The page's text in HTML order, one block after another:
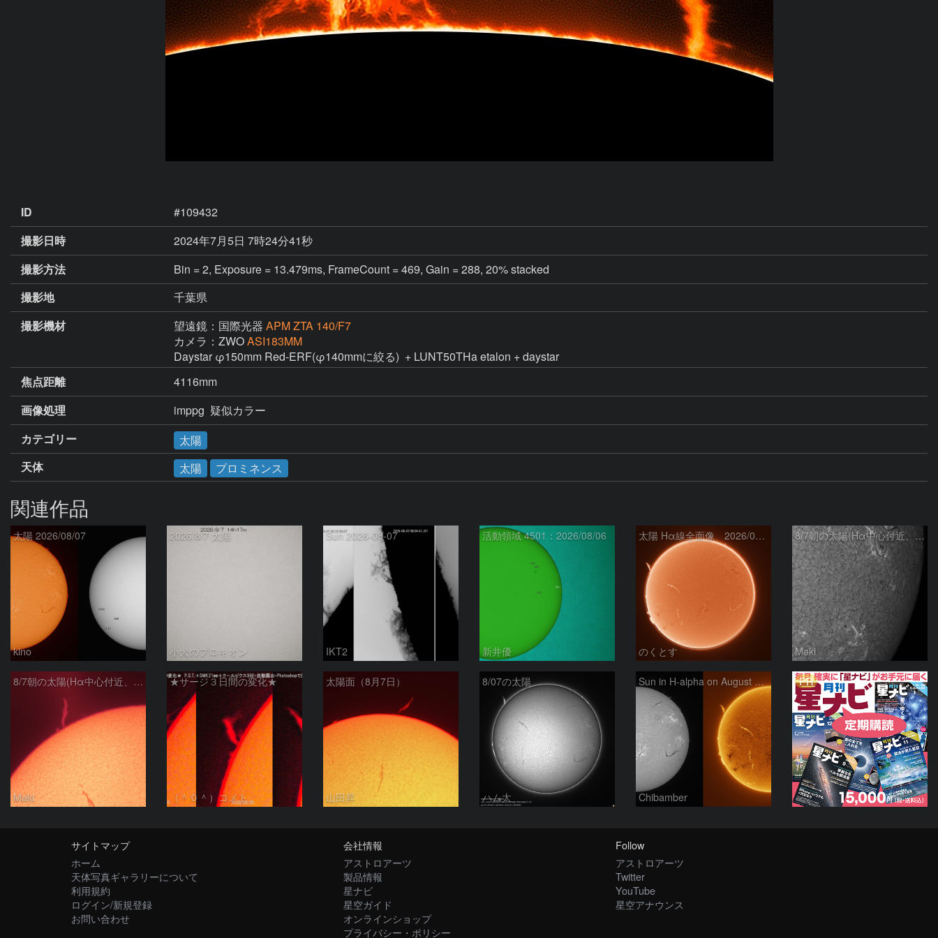
ID
#109432
撮影日時
2024年7月5日 7時24分41秒
撮影方法
Bin = 2, Exposure = 13.479ms, FrameCount = 469, Gain = 288, 20% stacked
撮影地
千葉県
撮影機材
望遠鏡：国際光器 APM ZTA 140/F7
カメラ：ZWOASI183MM
Daystar φ150mm Red-ERF(φ140mmに絞る)  + LUNT50THa etalon + daystar
焦点距離
4116mm
画像処理
imppg  疑似カラー
カテゴリー
太陽
天体
太陽 プロミネンス
関連作品
太陽 2026/08/07
kino
2026/8/7 太陽
小犬のプロキオン
Sun 2026-08-07
IKT2
活動領域 4501：2026/08/06
新井優
太陽 Hα線全面像 2026/08/07
のくとす
8/7朝の太陽(Hα中心付近、4498、4502付近)
Maki
8/7朝の太陽(Hα中心付近、プロミネンス)
Maki
★サージ３日間の変化★
（＾０＾）コメト
太陽面（8月7日）
山田昇
8/07の太陽
ハム太
Sun in H-alpha on August 7, 2026
Chibamber
PR
サイトマップ
ホーム
天体写真ギャラリーについて
利用規約
ログイン/新規登録
お問い合わせ
会社情報
アストロアーツ
製品情報
星ナビ
星空ガイド
オンラインショップ
プライバシー・ポリシー
Follow
アストロアーツ
Twitter
YouTube
星空アナウンス